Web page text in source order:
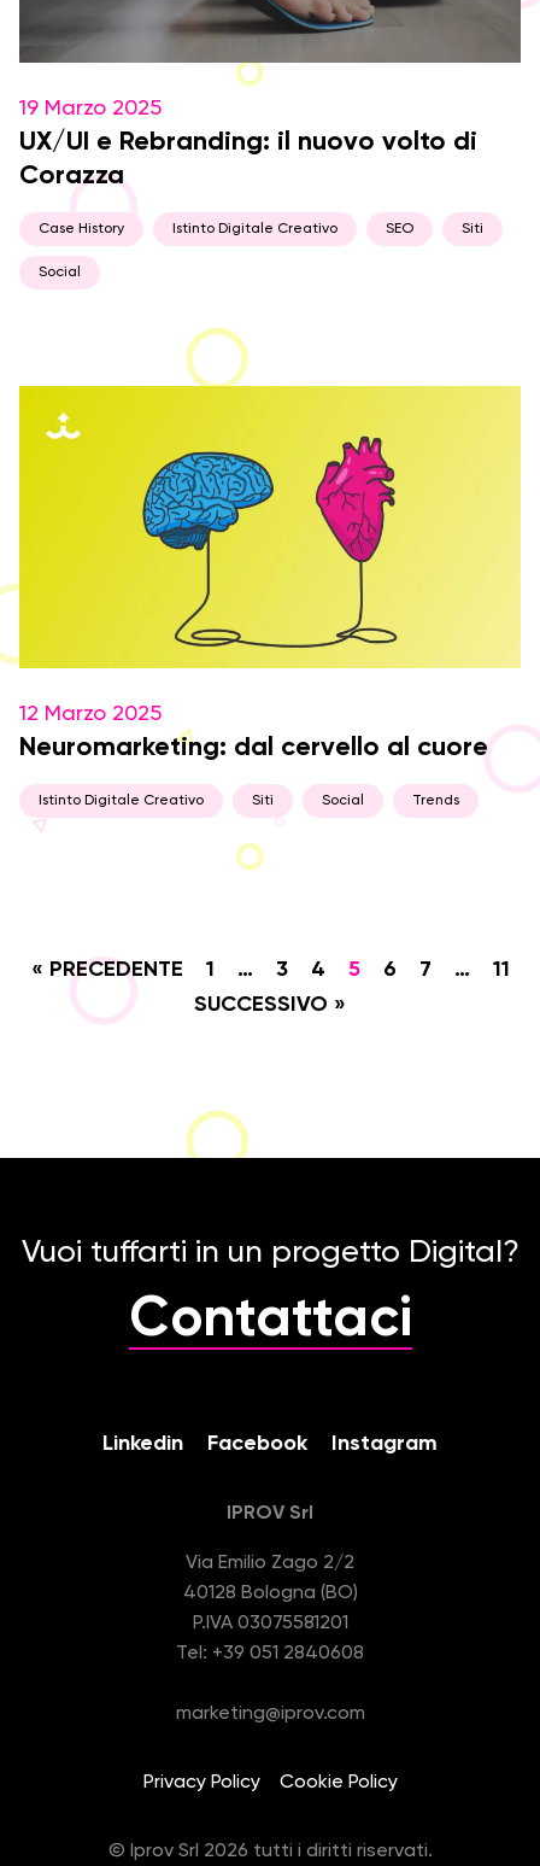
19 Marzo 2025
UX/UI e Rebranding: il nuovo volto di
Corazza
Case History Istinto Digitale Creativo SEO Siti
Social
12 Marzo 2025
Neuromarketing: dal cervello al cuore
Istinto Digitale Creativo Siti Social Trends
« PRECEDENTE 1 … 3 4 5 6 7 …
11
SUCCESSIVO »
Vuoi tuffarti in un progetto Digital?
Contattaci
Linkedin Facebook Instagram
IPROV Srl
Via Emilio Zago 2/2
40128 Bologna (BO)
P.IVA 03075581201
Tel: +39 051 2840608
marketing@iprov.com
Privacy Policy Cookie Policy
© Iprov Srl 2026 tutti i diritti riservati.